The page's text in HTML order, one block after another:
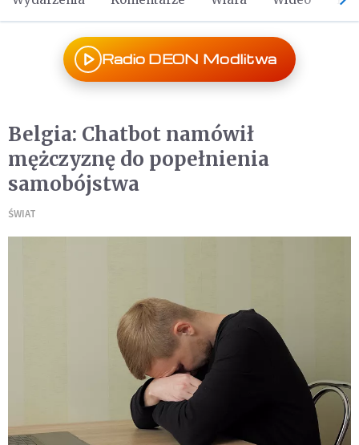
Radio DEON Modlitwa
Belgia: Chatbot namówił
mężczyznę do popełnienia
samobójstwa
ŚWIAT